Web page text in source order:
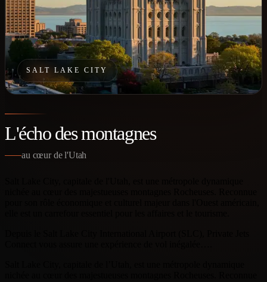
SALT LAKE CITY
L'écho des montagnes
au cœur de l'Utah